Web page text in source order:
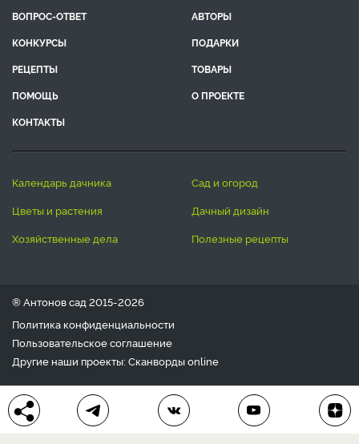
ВОПРОС-ОТВЕТ
АВТОРЫ
КОНКУРСЫ
ПОДАРКИ
РЕЦЕПТЫ
ТОВАРЫ
ПОМОЩЬ
О ПРОЕКТЕ
КОНТАКТЫ
календарь дачника
сад и огород
цветы и растения
дачный дизайн
хозяйственные дела
полезные рецепты
® Антонов сад 2015-2026
Политика конфиденциальности
Пользовательское соглашение
Другие наши проекты: Сканвордыonline
Любое использование материала допускается только с
письменного согласия редакции